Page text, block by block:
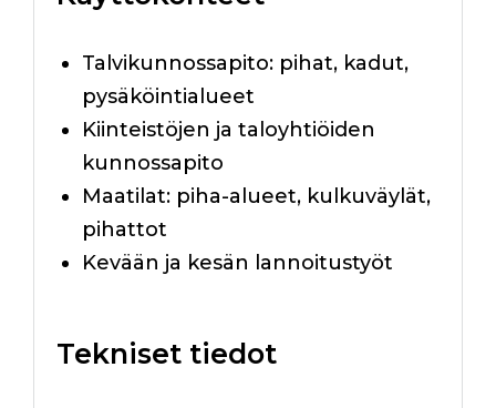
Talvikunnossapito: pihat, kadut,
pysäköintialueet
Kiinteistöjen ja taloyhtiöiden
kunnossapito
Maatilat: piha-alueet, kulkuväylät,
pihattot
Kevään ja kesän lannoitustyöt
Tekniset tiedot